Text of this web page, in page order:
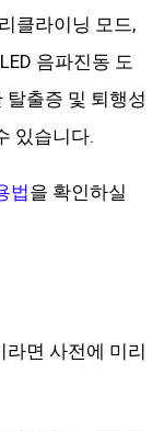
클라이닝 모드,
음파진동 도
탈출증 및 퇴행성
있습니다.
법을 확인하실
면 사전에 미리